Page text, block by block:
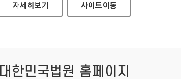
은평구청 홈페이지
자세히보기 사이트이동
대한민국법원 홈페이지